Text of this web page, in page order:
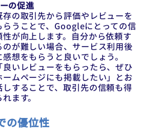
の促進
存の取引先から評価やレビューを
らうことで、Googleにとっての信
性が向上します。自分から依頼す
のが難しい場合、サービス利用後
感想をもらうと良いでしょう。
「良いレビューをもらったら、ぜひ
ームページにも掲載したい」とお
しすることで、取引先の信頼も得
れます。
の優位性